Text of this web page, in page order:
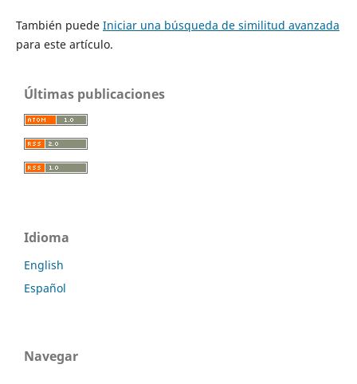
También puede Iniciar una búsqueda de similitud avanzada
para este artículo.
Últimas publicaciones
Idioma
English
Español
Navegar